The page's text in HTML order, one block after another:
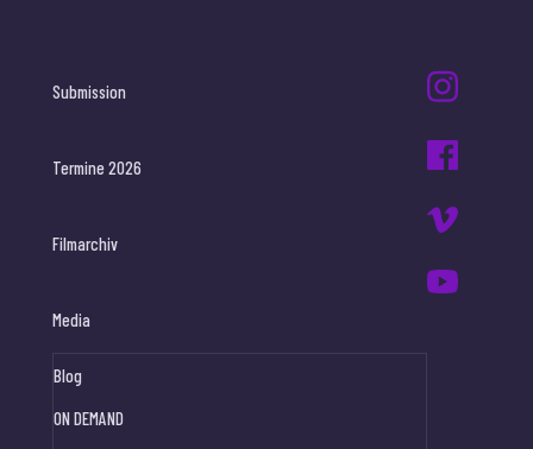
Submission
Termine 2026
Filmarchiv
Media
Blog
ON DEMAND